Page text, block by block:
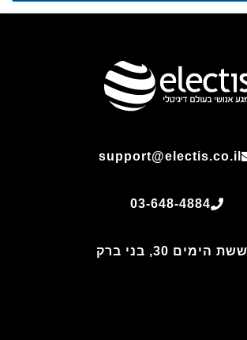
support@electis.co.il
03-648-4884
ששת הימים 30, בני ברק